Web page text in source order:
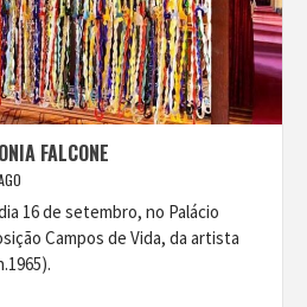
FALCONE
16 de setembro, no Palácio
Campos de Vida, da artista